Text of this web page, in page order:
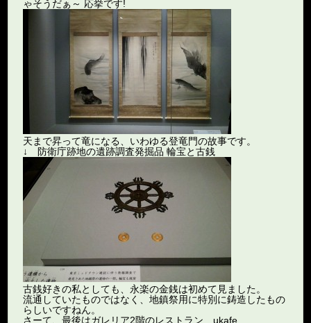
ゃそうだぁ～ 応挙です!
天まで昇って竜になる、いわゆる登竜門の故事です。
↓ 防衛庁跡地の遺跡調査発掘品 輪宝と古銭
古銭好きの私としても、永楽の金銭は初めて見ました。
流通していたものではなく、地鎮祭用に特別に鋳造したもの
らしいですねん。
さーて、最後はガレリア2階のレストラン ukafe